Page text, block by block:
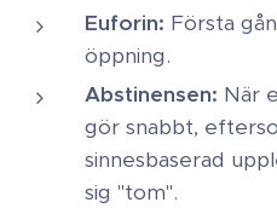
Euforin: Första
öppning. ​
Abstinensen: När
gör snabbt,
sinnesbaserad
sig "tom". ​